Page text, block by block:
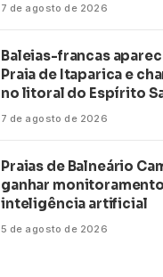
7 de agosto de 2026
Baleias-francas
Praia de Itaparica e
no litoral do Espírito
7 de agosto de 2026
Praias de Balneário
ganhar
inteligência artificial
5 de agosto de 2026